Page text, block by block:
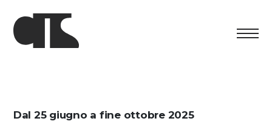
Esposizione
Dal 25 giugno a fine ottobre 2025